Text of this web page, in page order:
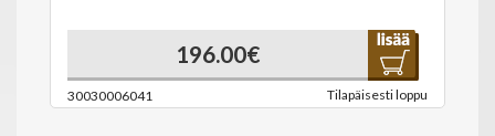
196.00€
30030006041 Tilapäisesti loppu